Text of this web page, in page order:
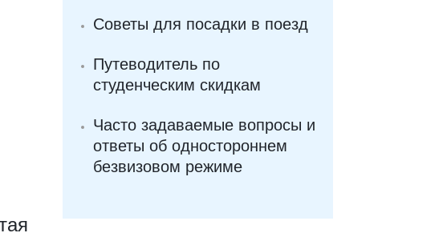
Советы для посадки в поезд
Путеводитель по
студенческим скидкам
Часто задаваемые вопросы и
ответы об одностороннем
безвизовом режиме